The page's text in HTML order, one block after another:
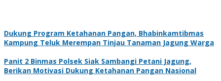
Dukung Program Ketahanan Pangan, Bhabinkamtibmas
Kampung Teluk Merempan Tinjau Tanaman Jagung Warga
Panit 2 Binmas Polsek Siak Sambangi Petani Jagung,
Berikan Motivasi Dukung Ketahanan Pangan Nasional